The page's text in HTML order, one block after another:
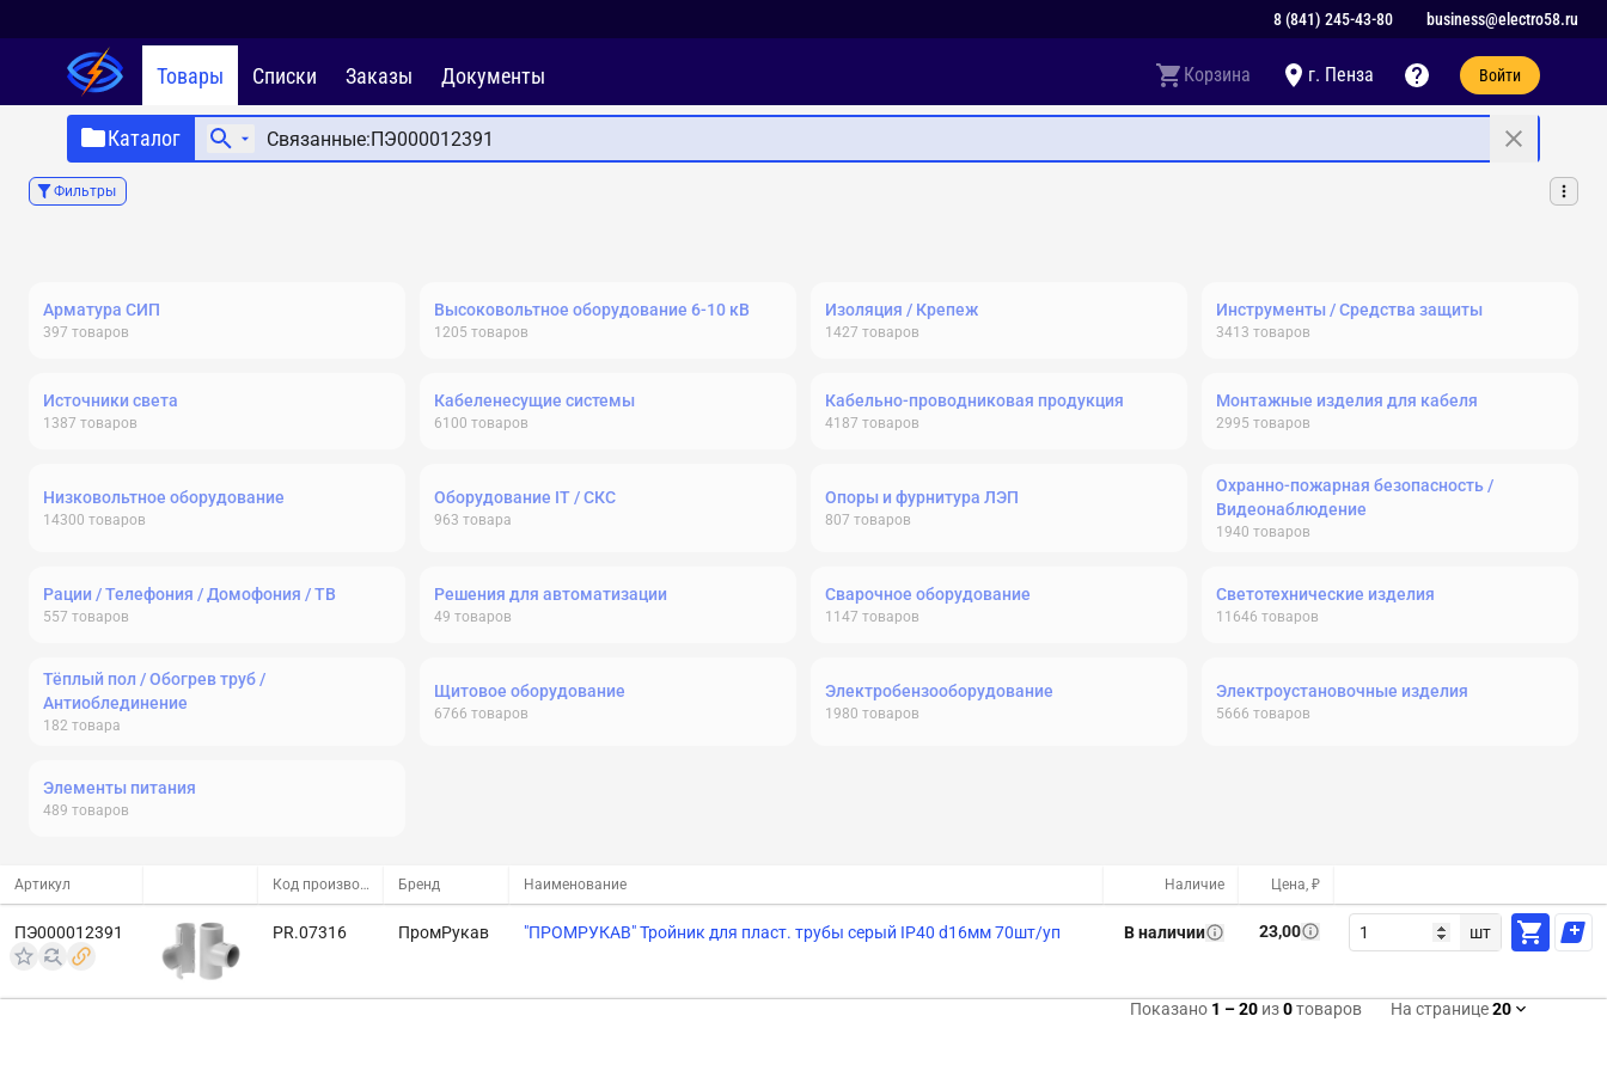
8 (841) 245-43-80 business@electro58.ru
Товары Списки Заказы Документы Корзина г. Пенза Войти
Каталог
Фильтры
Арматура СИП
397 товаров
Высоковольтное оборудование 6-10 кВ
1205 товаров
Изоляция / Крепеж
1427 товаров
Инструменты / Средства защиты
3413 товаров
Источники света
1387 товаров
Кабеленесущие системы
6100 товаров
Кабельно-проводниковая продукция
4187 товаров
Монтажные изделия для кабеля
2995 товаров
Низковольтное оборудование
14300 товаров
Оборудование IT / СКС
963 товара
Опоры и фурнитура ЛЭП
807 товаров
Охранно-пожарная безопасность /
Видеонаблюдение
1940 товаров
Рации / Телефония / Домофония / ТВ
557 товаров
Решения для автоматизации
49 товаров
Сварочное оборудование
1147 товаров
Светотехнические изделия
11646 товаров
Тёплый пол / Обогрев труб /
Антиоблединение
182 товара
Щитовое оборудование
6766 товаров
Электробензооборудование
1980 товаров
Электроустановочные изделия
5666 товаров
Элементы питания
489 товаров
Артикул Код производителя Бренд Наименование Наличие Цена, ₽
ПЭ000012391 PR.07316 ПромРукав "ПРОМРУКАВ" Тройник для пласт. трубы серый IP40 d16мм 70шт/уп В наличии 23,00 шт
Показано 1 –20 из0товаров На странице20